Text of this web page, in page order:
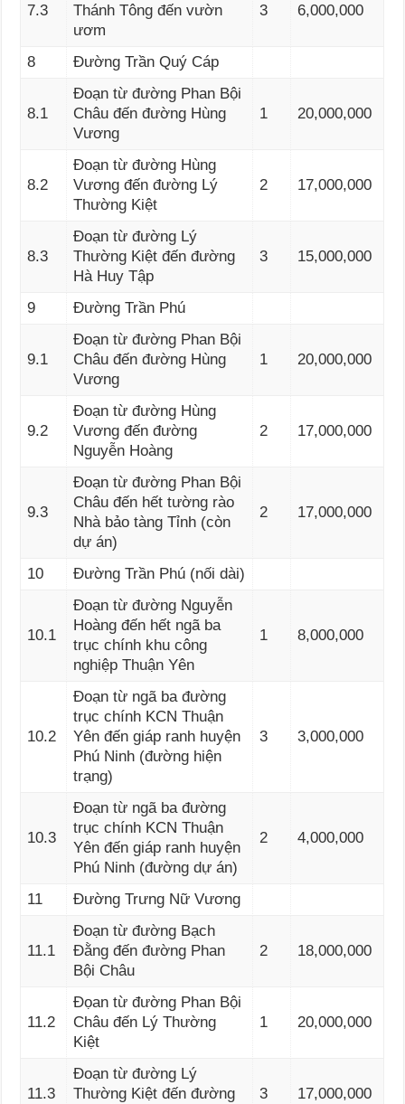
7.3
Thánh Tông đến vườn
ươm
3 6,000,000
8 Đường Trần Quý Cáp
8.1
Đoạn từ đường Phan Bội
Châu đến đường Hùng
Vương
1 20,000,000
8.2
Đoạn từ đường Hùng
Vương đến đường Lý
Thường Kiệt
2 17,000,000
8.3
Đoạn từ đường Lý
Thường Kiệt đến đường
Hà Huy Tập
3 15,000,000
9 Đường Trần Phú
9.1
Đoạn từ đường Phan Bội
Châu đến đường Hùng
Vương
1 20,000,000
9.2
Đoạn từ đường Hùng
Vương đến đường
Nguyễn Hoàng
2 17,000,000
9.3
Đoạn từ đường Phan Bội
Châu đến hết tường rào
Nhà bảo tàng Tỉnh (còn
dự án)
2 17,000,000
10 Đường Trần Phú (nối dài)
10.1
Đoạn từ đường Nguyễn
Hoàng đến hết ngã ba
trục chính khu công
nghiệp Thuận Yên
1 8,000,000
10.2
Đoạn từ ngã ba đường
trục chính KCN Thuận
Yên đến giáp ranh huyện
Phú Ninh (đường hiện
trạng)
3 3,000,000
10.3
Đoạn từ ngã ba đường
trục chính KCN Thuận
Yên đến giáp ranh huyện
Phú Ninh (đường dự án)
2 4,000,000
11 Đường Trưng Nữ Vương
11.1
Đoạn từ đường Bạch
Đằng đến đường Phan
Bội Châu
2 18,000,000
11.2
Đọan từ đường Phan Bội
Châu đến Lý Thường
Kiệt
1 20,000,000
11.3
Đoạn từ đường Lý
Thường Kiệt đến đường
3 17,000,000